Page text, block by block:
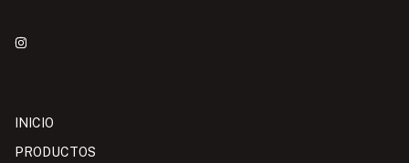
INICIO
PRODUCTOS